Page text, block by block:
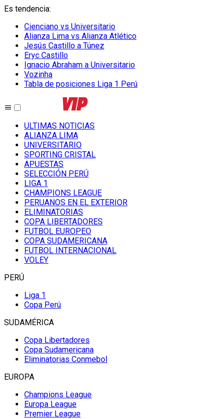
Es tendencia:
Cienciano vs Universitario
Alianza Lima vs Alianza Atlético
Jesús Castillo a Túnez
Eryc Castillo
Ignacio Abraham a Universitario
Vozinha
Tabla de posiciones Liga 1 Perú
ULTIMAS NOTICIAS
ALIANZA LIMA
UNIVERSITARIO
SPORTING CRISTAL
APUESTAS
SELECCIÓN PERÚ
LIGA 1
CHAMPIONS LEAGUE
PERUANOS EN EL EXTERIOR
ELIMINATORIAS
COPA LIBERTADORES
FUTBOL EUROPEO
COPA SUDAMERICANA
FUTBOL INTERNACIONAL
VOLEY
PERÚ
Liga 1
Copa Perú
SUDAMÉRICA
Copa Libertadores
Copa Sudamericana
Eliminatorias Conmebol
EUROPA
Champions League
Europa League
Premier League